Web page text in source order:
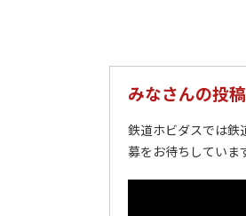
みなさんの投
鉄道ホビダスでは鉄
募をお待ちしていま